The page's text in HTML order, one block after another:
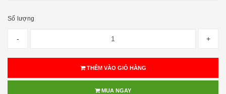
Số lượng
- +
THÊM VÀO GIỎ HÀNG
MUA NGAY